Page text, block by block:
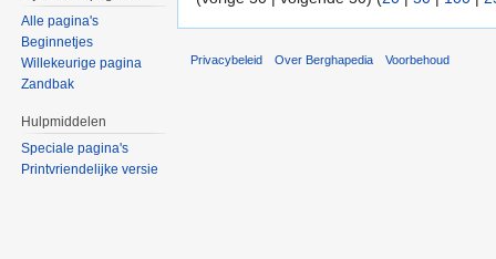
Alle pagina's
Beginnetjes
Willekeurige pagina
Zandbak
Hulpmiddelen
Speciale pagina's
Printvriendelijke versie
Privacybeleid Over Berghapedia Voorbehoud